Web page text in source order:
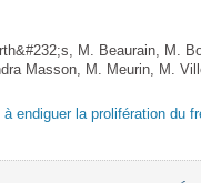
M. Beaurain, M.
Masson, M. Meurin, M.
endiguer la prolifération du